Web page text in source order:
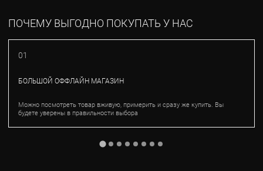
ПОЧЕМУ ВЫГОДНО ПОКУПАТЬ У НАС
01
БОЛЬШОЙ ОФФЛАЙН МАГАЗИН
Можно посмотреть товар вживую, примерить и сразу же купить. Вы
будете уверены в правильности выбора